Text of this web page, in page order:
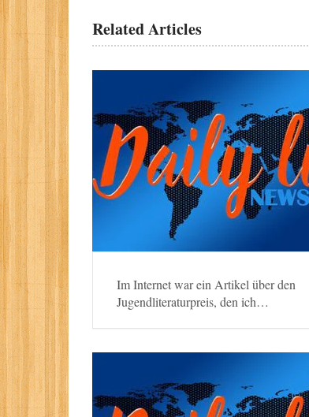
Related Articles
Im Internet war ein Artikel über den
Jugendliteraturpreis, den ich…